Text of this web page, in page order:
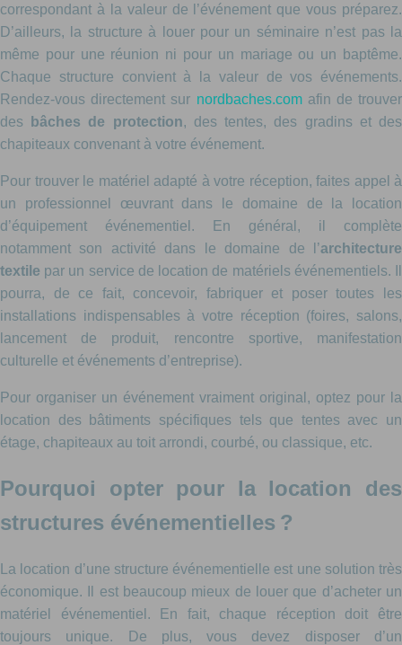
correspondant à la valeur de l’événement que vous préparez.
D’ailleurs, la structure à louer pour un séminaire n’est pas la
même pour une réunion ni pour un mariage ou un baptême.
Chaque structure convient à la valeur de vos événements.
Rendez-vous directement sur nordbaches.comafin de trouver
des
bâches de protection, des tentes, des gradins et des
chapiteaux convenant à votre événement.
Pour trouver le matériel adapté à votre réception, faites appel à
un professionnel œuvrant dans le domaine de la location
d’équipement événementiel. En général, il complète
notamment son activité dans le domaine de l’architecture
textile par un service de location de matériels événementiels. Il
pourra, de ce fait, concevoir, fabriquer et poser toutes les
installations indispensables à votre réception (foires, salons,
lancement de produit, rencontre sportive, manifestation
culturelle et événements d’entreprise).
Pour organiser un événement vraiment original, optez pour la
location des bâtiments spécifiques tels que tentes avec un
étage, chapiteaux au toit arrondi, courbé, ou classique, etc.
Pourquoi opter pour la location des
structures événementielles ?
La location d’une structure événementielle est une solution très
économique. Il est beaucoup mieux de louer que d’acheter un
matériel événementiel. En fait, chaque réception doit être
toujours unique. De plus, vous devez disposer d’un